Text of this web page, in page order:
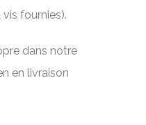
fournies).
dans notre
en livraison